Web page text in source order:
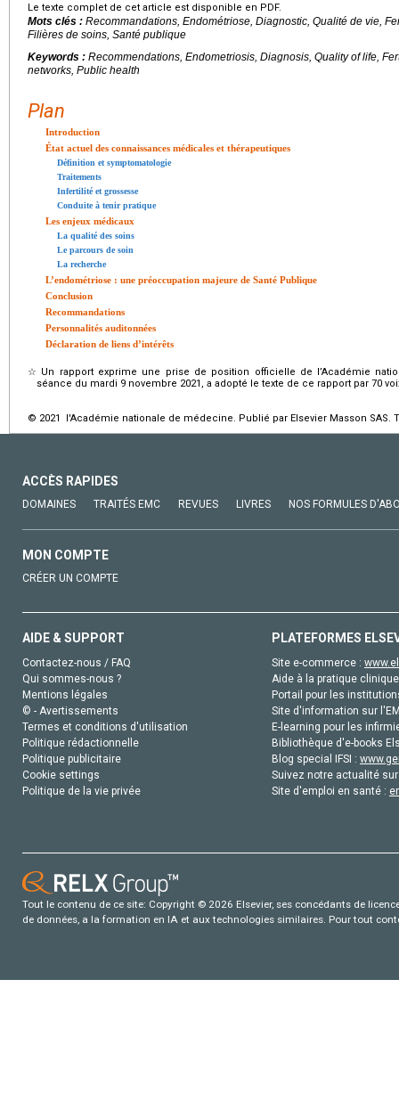
Le texte complet de cet article est disponible en PDF.
Mots clés : Recommandations, Endométriose, Diagnostic, Qualité de vie,
Filières de soins, Santé publique
Keywords : Recommendations, Endometriosis, Diagnosis, Quality of life,
networks, Public health
Plan
Introduction
État actuel des connaissances médicales et thérapeutiques
Définition et symptomatologie
Traitements
Infertilité et grossesse
Conduite à tenir pratique
Les enjeux médicaux
La qualité des soins
Le parcours de soin
La recherche
L’endométriose : une préoccupation majeure de Santé Publique
Conclusion
Recommandations
Personnalités auditonnées
Déclaration de liens d’intérêts
☆ Un rapport exprime une prise de position officielle de l’Académie
séance du mardi 9 novembre 2021, a adopté le texte de ce rapport par 70
© 2021 l'Académie nationale de médecine. Publié par Elsevier Masson SAS.
ACCÈS RAPIDES
DOMAINES TRAITÉS EMC REVUES LIVRES NOS FORMULES
MON COMPTE
CRÉER UN COMPTE
AIDE & SUPPORT
Contactez-nous / FAQ
Qui sommes-nous ?
Mentions légales
© - Avertissements
Termes et conditions d'utilisation
Politique rédactionnelle
Politique publicitaire
Cookie settings
Politique de la vie privée
PLATEFORMES
Site e-commerce :
Aide à la pratique
Portail pour les
Site d'information sur
E-learning pour les
Bibliothèque d'e-books
Blog special IFSI :
Suivez notre actualité
Site d'emploi en santé :
Tout le contenu de ce site: Copyright © 2026 Elsevier, ses concédants de
de données, a la formation en IA et aux technologies similaires. Pour tout